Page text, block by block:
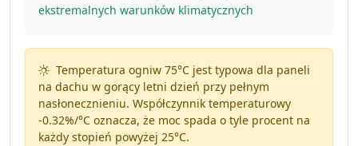
ekstremalnych warunków klimatycznych
Temperatura ogniw 75°C jest typowa dla paneli
na dachu w gorący letni dzień przy pełnym
nasłonecznieniu. Współczynnik temperaturowy
-0.32%/°Coznacza, że moc spada o tyle procent na
każdy stopień powyżej 25°C.